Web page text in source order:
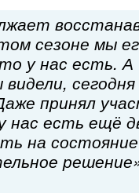
сезоне мы
у нас есть.
принял
нас есть ещё
на состояние